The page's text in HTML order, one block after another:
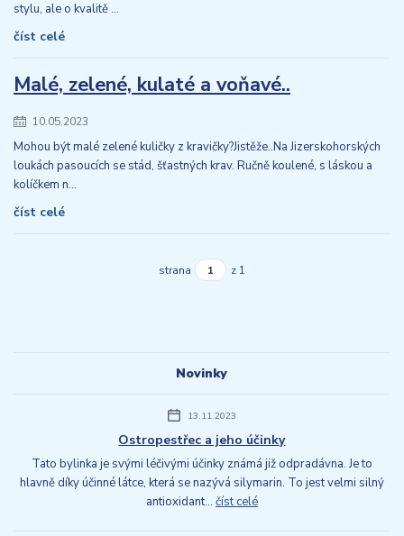
Novinky
13.11.2023
Ostropestřec a jeho účinky
Tato bylinka je svými léčivými účinky známá již odpradávna. Je to
hlavně díky účinné látce, která se nazývá silymarin. To jest velmi silný
antioxidant... číst celé
stylu, ale o kvalitě ...
číst celé
Malé, zelené, kulaté a voňavé..
10.05.2023
Mohou být malé zelené kuličky z kravičky?Jistěže..Na Jizerskohorských
loukách pasoucích se stád, šťastných krav. Ručně koulené, s láskou a
kolíčkem n...
číst celé
strana z 1